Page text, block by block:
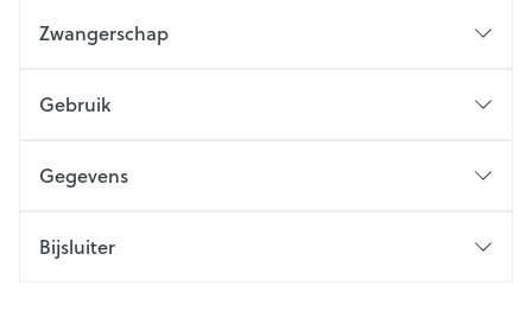
Zwangerschap
Gebruik
Gegevens
Bijsluiter